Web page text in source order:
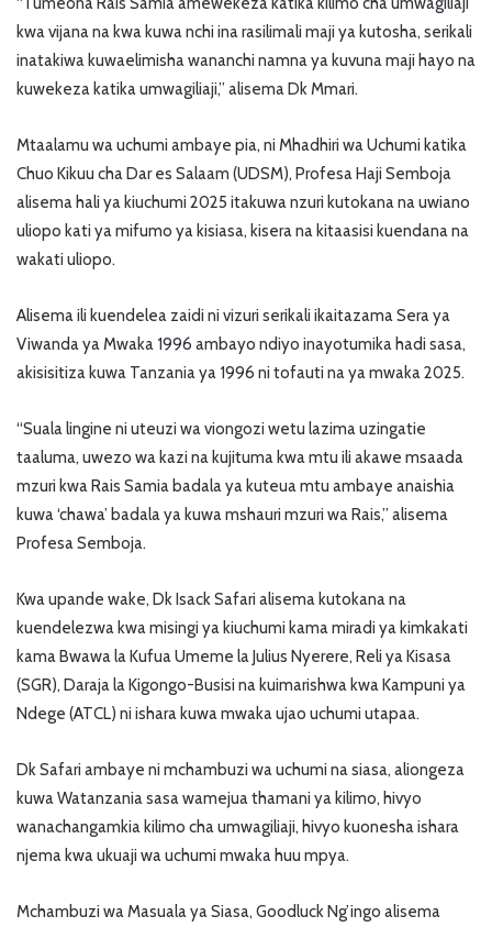
kwa vijana na kwa kuwa nchi ina rasilimali maji ya kutosha, serikali
inatakiwa kuwaelimisha wananchi namna ya kuvuna maji hayo na
kuwekeza katika umwagiliaji,” alisema Dk Mmari.
Mtaalamu wa uchumi ambaye pia, ni Mhadhiri wa Uchumi katika
Chuo Kikuu cha Dar es Salaam (UDSM), Profesa Haji Semboja
alisema hali ya kiuchumi 2025 itakuwa nzuri kutokana na uwiano
uliopo kati ya mifumo ya kisiasa, kisera na kitaasisi kuendana na
wakati uliopo.
Alisema ili kuendelea zaidi ni vizuri serikali ikaitazama Sera ya
Viwanda ya Mwaka 1996 ambayo ndiyo inayotumika hadi sasa,
akisisitiza kuwa Tanzania ya 1996 ni tofauti na ya mwaka 2025.
“Suala lingine ni uteuzi wa viongozi wetu lazima uzingatie
taaluma, uwezo wa kazi na kujituma kwa mtu ili akawe msaada
mzuri kwa Rais Samia badala ya kuteua mtu ambaye anaishia
kuwa ‘chawa’ badala ya kuwa mshauri mzuri wa Rais,” alisema
Profesa Semboja.
Kwa upande wake, Dk Isack Safari alisema kutokana na
kuendelezwa kwa misingi ya kiuchumi kama miradi ya kimkakati
kama Bwawa la Kufua Umeme la Julius Nyerere, Reli ya Kisasa
(SGR), Daraja la Kigongo-Busisi na kuimarishwa kwa Kampuni ya
Ndege (ATCL) ni ishara kuwa mwaka ujao uchumi utapaa.
Dk Safari ambaye ni mchambuzi wa uchumi na siasa, aliongeza
kuwa Watanzania sasa wamejua thamani ya kilimo, hivyo
wanachangamkia kilimo cha umwagiliaji, hivyo kuonesha ishara
njema kwa ukuaji wa uchumi mwaka huu mpya.
Mchambuzi wa Masuala ya Siasa, Goodluck Ng’ingo alisema